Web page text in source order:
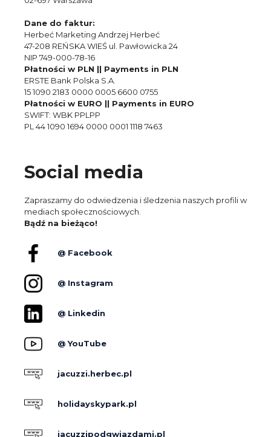
Dane do faktur:
Herbeć Marketing Andrzej Herbeć
47-208 REŃSKA WIEŚ ul. Pawłowicka 24
NIP 749-000-78-16
Płatności w PLN || Payments in PLN
ERSTE Bank Polska S.A.
15 1090 2183 0000 0005 6600 0755
Płatności w EURO || Payments in EURO
SWIFT: WBK PPLPP
PL 44 1090 1694 0000 0001 1118 7463
Social media
Zapraszamy do odwiedzenia i śledzenia naszych profili w
mediach społecznościowych.
Bądź na bieżąco!
@ Facebook
@ Instagram
@ Linkedin
@ YouTube
jacuzzi.herbec.pl
holidayskypark.pl
jacuzzipodgwiazdami.pl